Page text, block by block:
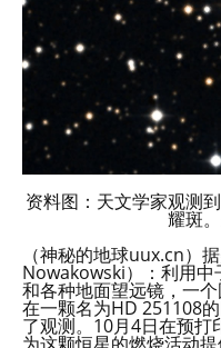
资料图：天文学家观测
耀斑
（神秘的地球uux.cn）
Nowakowski）：利用中
和各种地面望远镜，一
在一颗名为HD 251108
了观测。10月4日在预
为这颗恒星的燃烧活动